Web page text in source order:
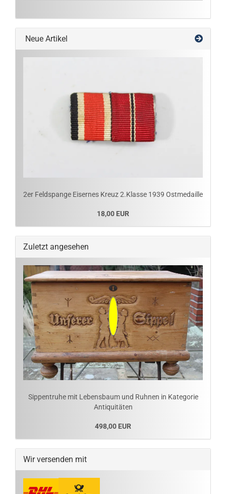
Neue Artikel
2er Feldspange Eisernes Kreuz 2.Klasse 1939 Ostmedaille
18,00 EUR
Zuletzt angesehen
Sippentruhe mit Lebensbaum und Ruhnen in Kategorie
Antiquitäten
498,00 EUR
Wir versenden mit